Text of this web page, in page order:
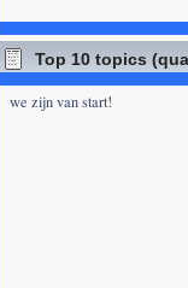
Top 10 topics
we zijn van start!